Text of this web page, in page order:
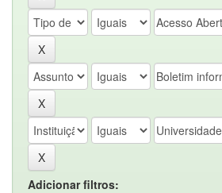
Adicionar filtros: